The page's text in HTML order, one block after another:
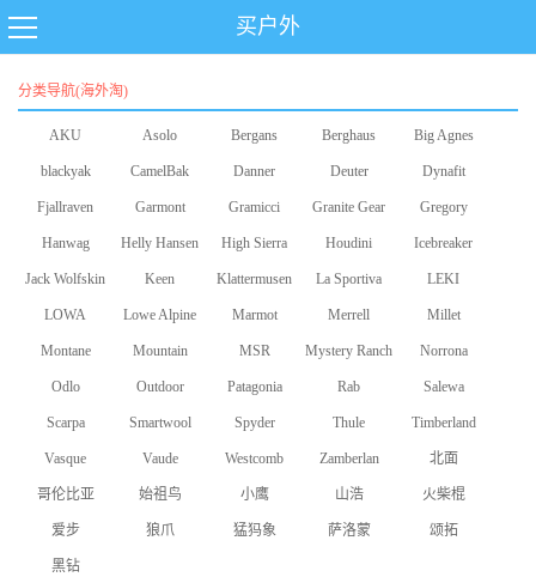
买户外
分类导航(海外淘)
AKU Asolo Bergans Berghaus Big Agnes
blackyak CamelBak Danner Deuter Dynafit
Fjallraven Garmont Gramicci Granite Gear Gregory
Hanwag Helly Hansen High Sierra Houdini Icebreaker
Jack Wolfskin Keen Klattermusen La Sportiva LEKI
LOWA Lowe Alpine Marmot Merrell Millet
Montane Mountain
Equipment
MSR Mystery Ranch Norrona
Odlo Outdoor
Research
Patagonia Rab Salewa
Scarpa Smartwool Spyder Thule Timberland
Vasque Vaude Westcomb Zamberlan 北面
哥伦比亚 始祖鸟 小鹰 山浩 火柴棍
爱步 狼爪 猛犸象 萨洛蒙 颂拓
黑钻